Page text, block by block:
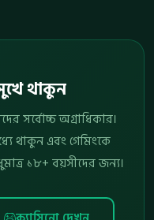
থাকুন
সর্বোচ্চ অগ্রাধিকার।
থাকুন এবং গেমিংকে
১৮+ বয়সীদের জন্য।